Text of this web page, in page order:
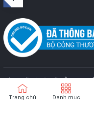
Bản quyền thuộc vềCÔNG TY
cấp bởi
Trang chủ Danh mục